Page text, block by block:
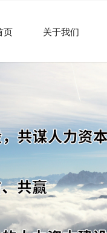
页 关于我们